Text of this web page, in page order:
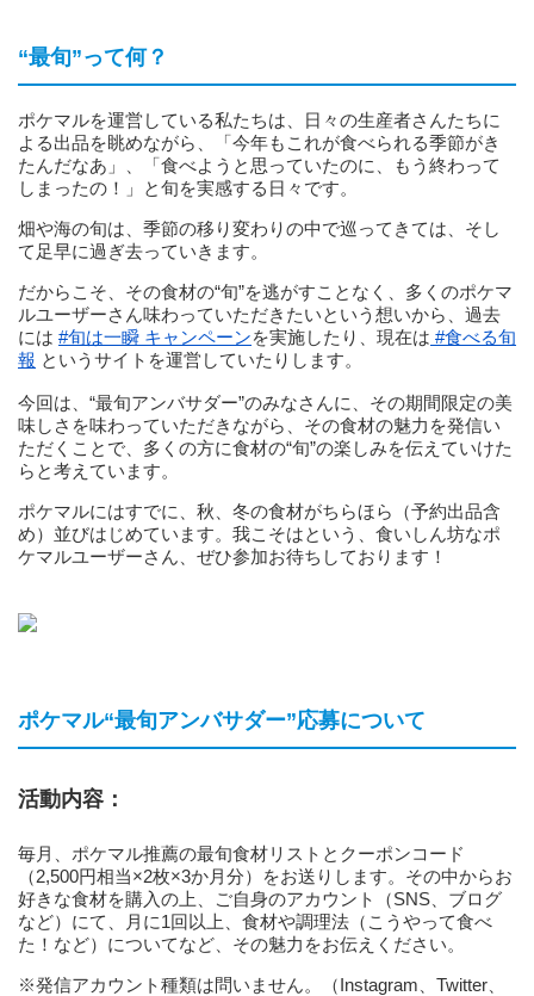
“最旬”って何？
ポケマルを運営している私たちは、日々の生産者さんたちに
よる出品を眺めながら、「今年もこれが食べられる季節がき
たんだなあ」、「食べようと思っていたのに、もう終わって
しまったの！」と旬を実感する日々です。
畑や海の旬は、季節の移り変わりの中で巡ってきては、そし
て足早に過ぎ去っていきます。
だからこそ、その食材の“旬”を逃がすことなく、多くのポケマ
ルユーザーさん味わっていただきたいという想いから、過去
には #旬は一瞬 キャンペーンを実施したり、現在は #食べる旬
報 というサイトを運営していたりします。
今回は、“最旬アンバサダー”のみなさんに、その期間限定の美
味しさを味わっていただきながら、その食材の魅力を発信い
ただくことで、多くの方に食材の“旬”の楽しみを伝えていけた
らと考えています。
ポケマルにはすでに、秋、冬の食材がちらほら（予約出品含
め）並びはじめています。我こそはという、食いしん坊なポ
ケマルユーザーさん、ぜひ参加お待ちしております！
ポケマル“最旬アンバサダー”応募について
活動内容 ：
毎月、ポケマル推薦の最旬食材リストとクーポンコード
（2,500円相当×2枚×3か月分）をお送りします。その中からお
好きな食材を購入の上、ご自身のアカウント（SNS、ブログ
など）にて、月に1回以上、食材や調理法（こうやって食べ
た！など）についてなど、その魅力をお伝えください。
※発信アカウント種類は問いません。（Instagram、Twitter、